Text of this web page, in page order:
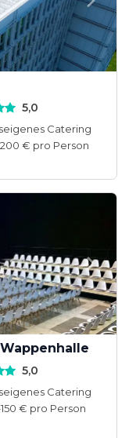
5,0
Catering
€ pro Person
5,0
Catering
€ pro Person